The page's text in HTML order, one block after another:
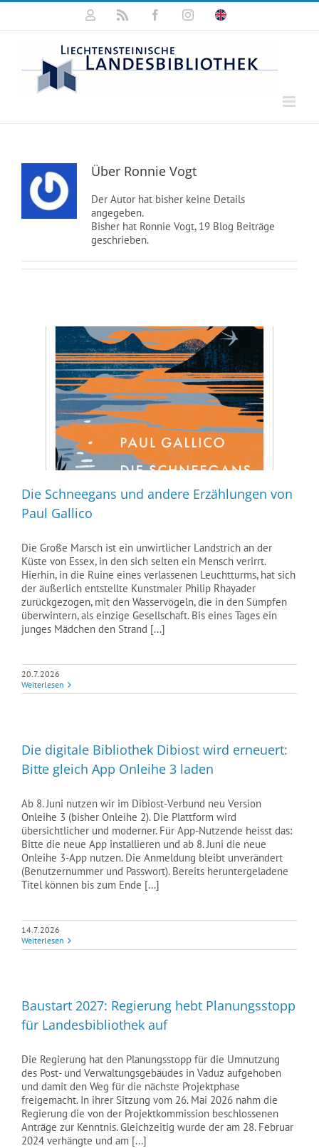
Zum
springen
Mein
FacebookInstagram
Click
Über Ronnie Vogt
Der Autor hat bisher keine Details
angegeben.
Bisher hat Ronnie Vogt, 19 Blog Beiträge
geschrieben.
Die Schneegans und andere Erzählungen von
Paul Gallico
Die Große Marsch ist ein unwirtlicher Landstrich an der
Küste von Essex, in den sich selten ein Mensch verirrt.
Hierhin, in die Ruine eines verlassenen Leuchtturms, hat sich
der äußerlich entstellte Kunstmaler Philip Rhayader
zurückgezogen, mit den Wasservögeln, die in den Sümpfen
überwin­tern, als einzige Gesellschaft. Bis eines Tages ein
junges Mädchen den Strand [...]
20.7.2026
Weiterlesen
Die digitale Bibliothek Dibiost wird erneuert:
Bitte gleich App Onleihe 3 laden
Ab 8. Juni nutzen wir im Dibiost-Verbund neu Version
Onleihe 3 (bisher Onleihe 2). Die Plattform wird
übersichtlicher und moderner. Für App-Nutzende heisst das:
Bitte die neue App installieren und ab 8. Juni die neue
Onleihe 3-App nutzen. Die Anmeldung bleibt unverändert
(Benutzernummer und Passwort). Bereits heruntergeladene
Titel können bis zum Ende [...]
14.7.2026
Weiterlesen
Baustart 2027: Regierung hebt Planungsstopp
für Landesbibliothek auf
Die Regierung hat den Planungsstopp für die Umnutzung
des Post- und Verwaltungsgebäudes in Vaduz aufgehoben
und damit den Weg für die nächste Projektphase
freigemacht. In ihrer Sitzung vom 26. Mai 2026 nahm die
Regierung die von der Projektkommission beschlossenen
Anträge zur Kenntnis. Gleichzeitig wurde der am 28. Februar
2024 verhängte und am [...]